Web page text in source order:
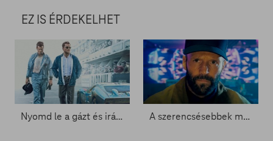
EZ IS ÉRDEKELHET
Nyomd le a gázt és irány az aszfalt – Vérbeli autós filmek a kínálatban A szerencsésebbek már láthatták A méhész második részének előzetesét - Zacc nélkül 2070.